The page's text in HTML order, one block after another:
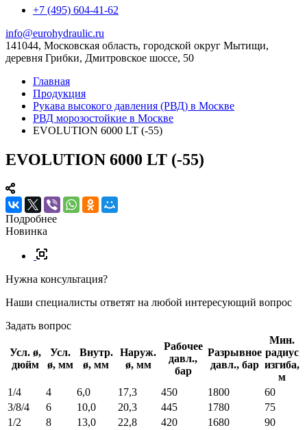
+7 (495) 604-41-62
info@eurohydraulic.ru
141044, Московская область, городской округ Мытищи,
деревня Грибки, Дмитровское шоссе, 50
Главная
Продукция
Рукава высокого давления (РВД) в Москве
РВД морозостойкие в Москве
EVOLUTION 6000 LT (-55)
EVOLUTION 6000 LT (-55)
Подробнее
Новинка
Нужна консультация?
Наши специалисты ответят на любой интересующий вопрос
Задать вопрос
Усл. ø,
дюйм
Усл.
ø, мм
Внутр.
ø, мм
Наруж.
ø, мм
Рабочее
давл.,
бар
Разрывное
давл., бар
Мин.
радиус
изгиба,
м
1/4
4 6,0 17,3 450 1800
60
3/8/4
6 10,0 20,3 445 1780
75
1/2
8 13,0 22,8 420 1680
90